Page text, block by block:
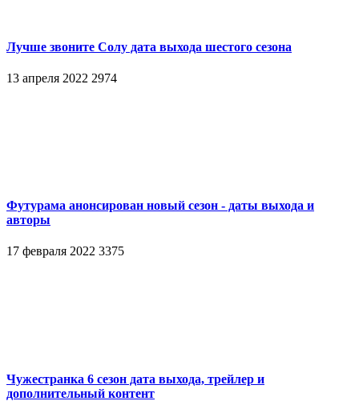
Лучше звоните Солу дата выхода шестого сезона
13 апреля 2022 2974
Футурама анонсирован новый сезон - даты выхода и
авторы
17 февраля 2022 3375
Чужестранка 6 сезон дата выхода, трейлер и
дополнительный контент